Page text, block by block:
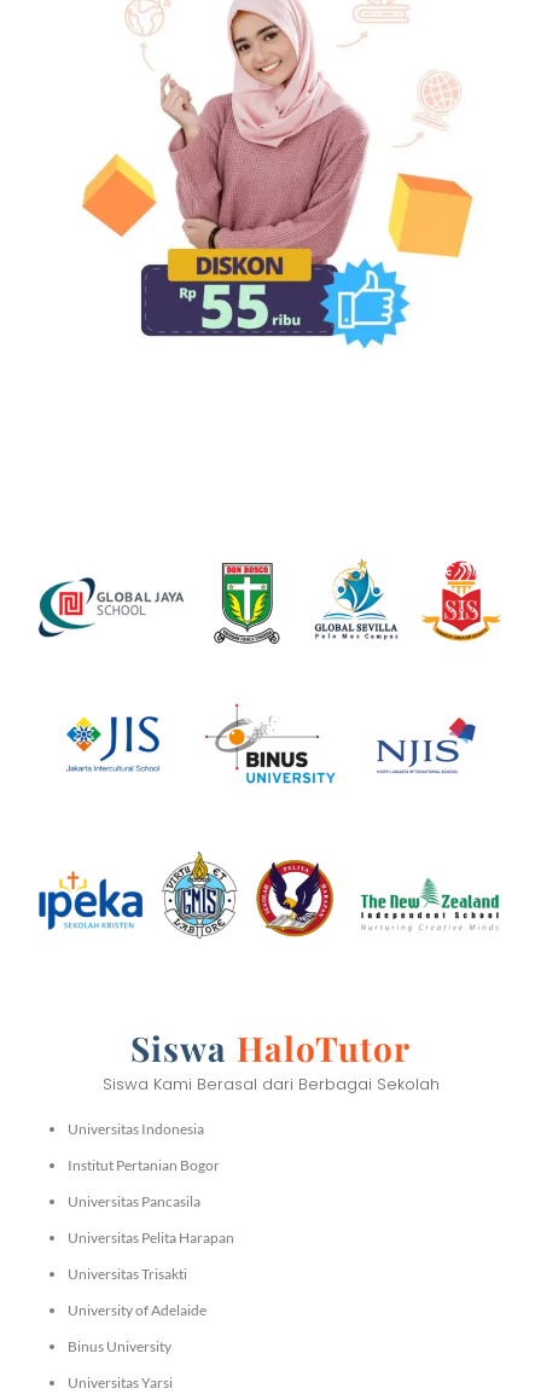
Siswa HaloTutor
Siswa Kami Berasal dari Berbagai Sekolah
Universitas Indonesia
Institut Pertanian Bogor
Universitas Pancasila
Universitas Pelita Harapan
Universitas Trisakti
University of Adelaide
Binus University
Universitas Yarsi